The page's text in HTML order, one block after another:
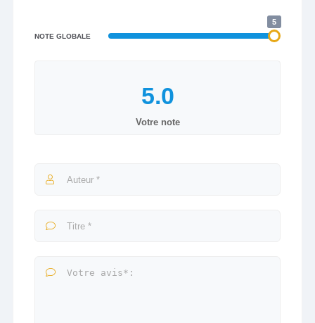
NOTE GLOBALE
5
Votre note